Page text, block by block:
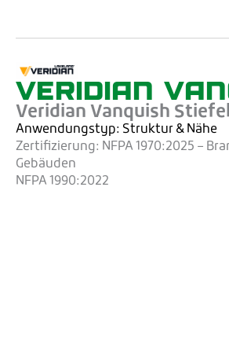
VERIDIAN
Veridian Vanquish Stiefel
Anwendungstyp: Struktur & Nähe
Zertifizierung: NFPA 1970:2025 –
Gebäuden
NFPA 1990:2022